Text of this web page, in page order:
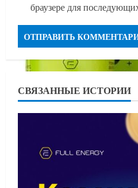
браузере для
СВЯЗАННЫЕ ИСТОРИИ